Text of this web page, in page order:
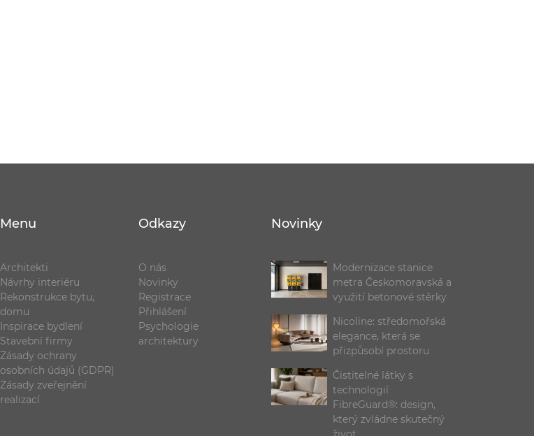
Menu
Architekti
Návrhy interiéru
Rekonstrukce bytu,
domu
Inspirace bydlení
Stavební firmy
Zásady ochrany
osobních údajů (GDPR)
Zásady zveřejnění
realizací
Odkazy
O nás
Novinky
Registrace
Přihlášení
Psychologie
architektury
Novinky
Modernizace stanice
metra Českomoravská a
využití betonové stěrky
Nicoline: středomořská
elegance, která se
přizpůsobí prostoru
Čistitelné látky s
technologií
FibreGuard®: design,
který zvládne skutečný